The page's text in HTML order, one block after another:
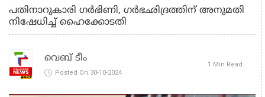
പതിനാറുകാരി ഗര്‍ഭിണി, ഗര്‍ഭഛിദ്രത്തിന് അനുമതി
നിഷേധിച്ച് ഹൈക്കോടതി
വെബ് ടീം
Posted On 30-10-2024
1 Min Read